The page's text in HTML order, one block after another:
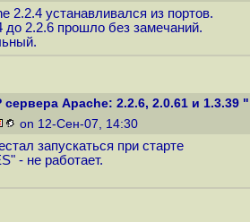
2.2.4 устанавливался из портов.
2.2.6 прошло без замечаний.
Apache: 2.2.6, 2.0.61 и 1.3.39 "
on 12-Сен-07, 14:30
запускаться при старте
- не работает.